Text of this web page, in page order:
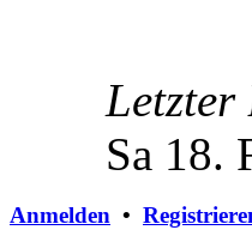
Sa 18.
Anmelden •